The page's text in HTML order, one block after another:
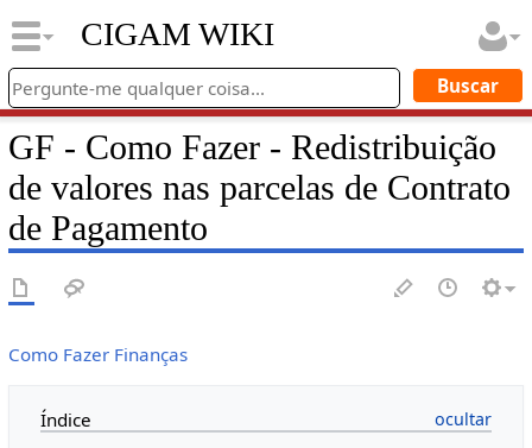
CIGAM WIKI
GF - Como Fazer - Redistribuição
de valores nas parcelas de Contrato
de Pagamento
Como Fazer Finanças
Índice